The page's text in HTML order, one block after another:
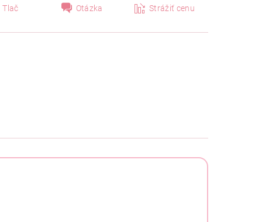
Tlač Otázka Strážiť cenu